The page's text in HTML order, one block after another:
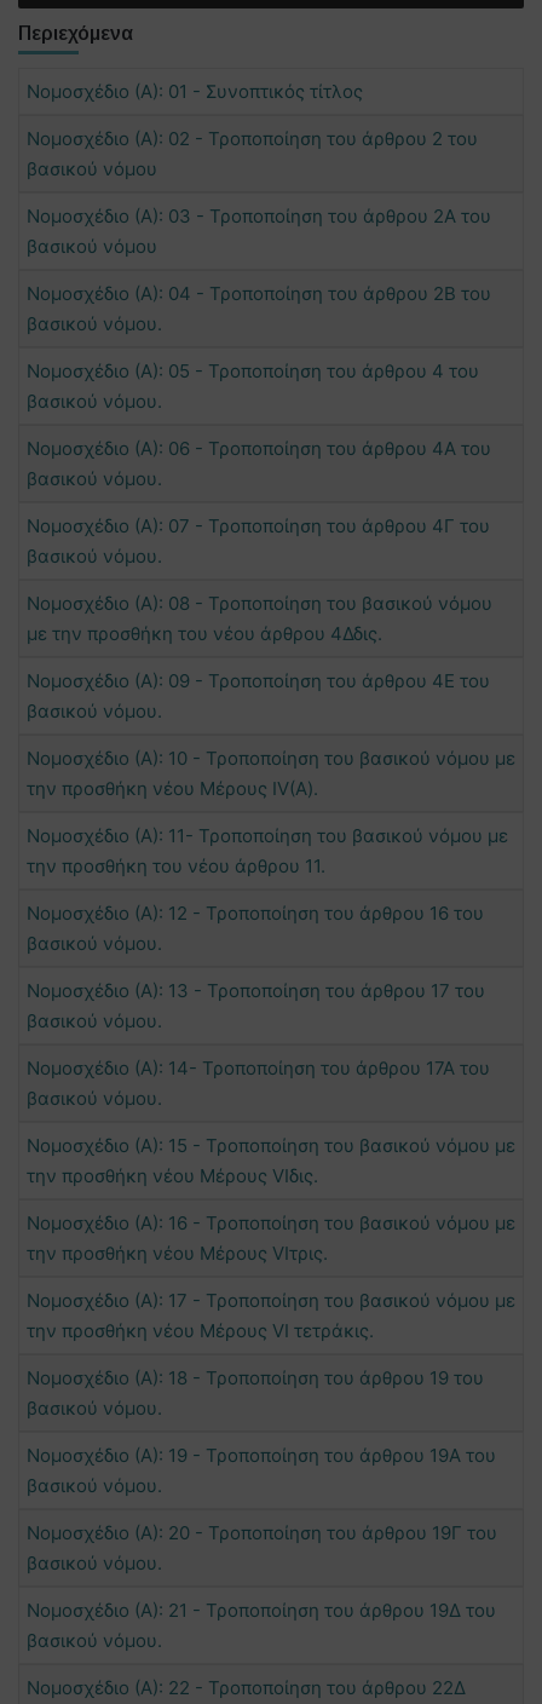
Περιεχόμενα
Νομοσχέδιο (Α): 01 - Συνοπτικός τίτλος
Νομοσχέδιο (Α): 02 - Τροποποίηση του άρθρου 2 του
βασικού νόμου
Νομοσχέδιο (Α): 03 - Τροποποίηση του άρθρου 2Α του
βασικού νόμου
Νομοσχέδιο (Α): 04 - Τροποποίηση του άρθρου 2Β του
βασικού νόμου.
Νομοσχέδιο (Α): 05 - Τροποποίηση του άρθρου 4 του
βασικού νόμου.
Νομοσχέδιο (Α): 06 - Τροποποίηση του άρθρου 4Α του
βασικού νόμου.
Νομοσχέδιο (Α): 07 - Τροποποίηση του άρθρου 4Γ του
βασικού νόμου.
Νομοσχέδιο (Α): 08 - Τροποποίηση του βασικού νόμου
με την προσθήκη του νέου άρθρου 4Δδις.
Νομοσχέδιο (Α): 09 - Τροποποίηση του άρθρου 4Ε του
βασικού νόμου.
Νομοσχέδιο (Α): 10 - Τροποποίηση του βασικού νόμου με
την προσθήκη νέου Μέρους ΙV(Α).
Νομοσχέδιο (Α): 11- Τροποποίηση του βασικού νόμου με
την προσθήκη του νέου άρθρου 11.
Νομοσχέδιο (Α): 12 - Τροποποίηση του άρθρου 16 του
βασικού νόμου.
Νομοσχέδιο (Α): 13 - Τροποποίηση του άρθρου 17 του
βασικού νόμου.
Νομοσχέδιο (Α): 14- Τροποποίηση του άρθρου 17Α του
βασικού νόμου.
Νομοσχέδιο (Α): 15 - Τροποποίηση του βασικού νόμου με
την προσθήκη νέου Μέρους VIδις.
Νομοσχέδιο (Α): 16 - Τροποποίηση του βασικού νόμου με
την προσθήκη νέου Μέρους VIτρις.
Νομοσχέδιο (Α): 17 - Τροποποίηση του βασικού νόμου με
την προσθήκη νέου Μέρους VI τετράκις.
Νομοσχέδιο (Α): 18 - Τροποποίηση του άρθρου 19 του
βασικού νόμου.
Νομοσχέδιο (Α): 19 - Τροποποίηση του άρθρου 19Α του
βασικού νόμου.
Νομοσχέδιο (Α): 20 - Τροποποίηση του άρθρου 19Γ του
βασικού νόμου.
Νομοσχέδιο (Α): 21 - Τροποποίηση του άρθρου 19Δ του
βασικού νόμου.
Νομοσχέδιο (Α): 22 - Τροποποίηση του άρθρου 22Δ